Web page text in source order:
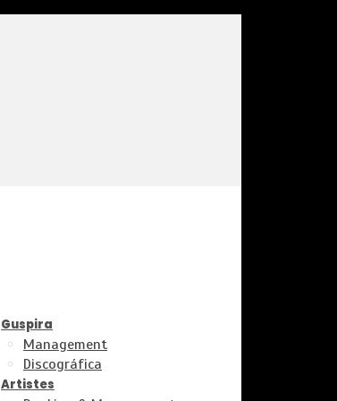
Guspira
Management
Discográfica
Artistes